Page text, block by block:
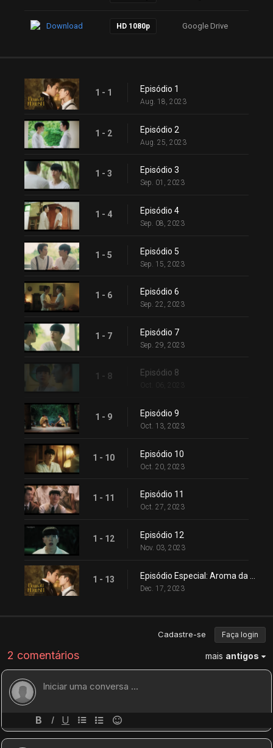
Download HD 1080p Google Drive
1 - 1 Episódio 1
Aug. 18, 2023
1 - 2 Episódio 2
Aug. 25, 2023
1 - 3 Episódio 3
Sep. 01, 2023
1 - 4 Episódio 4
Sep. 08, 2023
1 - 5 Episódio 5
Sep. 15, 2023
1 - 6 Episódio 6
Sep. 22, 2023
1 - 7 Episódio 7
Sep. 29, 2023
1 - 8 Episódio 8
1 - 9 Episódio 9
Oct. 13, 2023
1 - 10 Episódio 10
Oct. 20, 2023
1 - 11 Episódio 11
Oct. 27, 2023
1 - 12 Episódio 12
Nov. 03, 2023
1 - 13
Dec. 17, 2023